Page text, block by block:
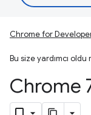
Chrome for
Bu size yardımcı oldu
Chrome